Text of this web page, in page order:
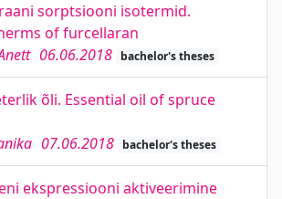
sorptsiooni isotermid.
of furcellaran
06.06.2018 bachelor's theses
õli. Essential oil of spruce
07.06.2018 bachelor's theses
ekspressiooni aktiveerimine